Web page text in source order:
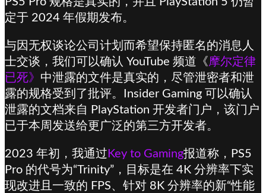
定于 2024 年假期发布。
与因无权谈论公司计划而希望保持匿名的消息人
士交谈，我们可以确认 YouTube 频道《摩尔定律
已死》 中泄露的文件是真实的，尽管泄密者和泄
露的规格受到了批评。Insider Gaming 可以确认
泄露的文档来自 PlayStation 开发者门户，该门户
已于本周发送给更广泛的第三方开发者。
2023 年初，我通过 Key to Gaming报道称，PS5
Pro 的代号为“Trinity”，目标是在 4K 分辨率下实
现改进且一致的 FPS、针对 8K 分辨率的新“性能